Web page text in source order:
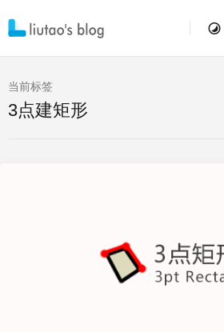
当前标签
3点建矩形